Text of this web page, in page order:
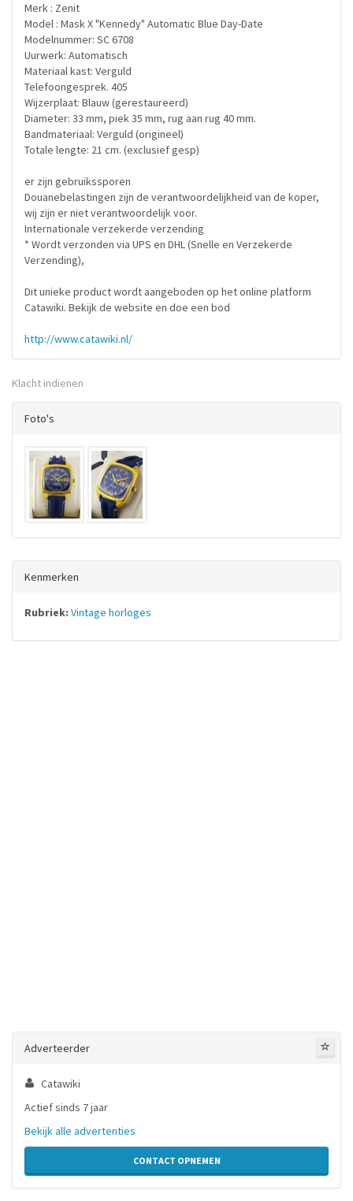
Merk : Zenit
Model : Mask X "Kennedy" Automatic Blue Day-Date
Modelnummer: SC 6708
Uurwerk: Automatisch
Materiaal kast: Verguld
Telefoongesprek. 405
Wijzerplaat: Blauw (gerestaureerd)
Diameter: 33 mm, piek 35 mm, rug aan rug 40 mm.
Bandmateriaal: Verguld (origineel)
Totale lengte: 21 cm. (exclusief gesp)
er zijn gebruikssporen
Douanebelastingen zijn de verantwoordelijkheid van de koper,
wij zijn er niet verantwoordelijk voor.
Internationale verzekerde verzending
* Wordt verzonden via UPS en DHL (Snelle en Verzekerde
Verzending),
Dit unieke product wordt aangeboden op het online platform
Catawiki. Bekijk de website en doe een bod
http://www.catawiki.nl/
Klacht indienen
Foto's
Kenmerken
Rubriek: Vintage horloges
Adverteerder
Catawiki
Actief sinds 7 jaar
Bekijk alle advertenties
CONTACT OPNEMEN